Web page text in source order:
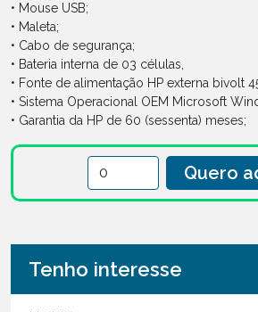
• Mouse USB;
• Maleta;
• Cabo de segurança;
• Bateria interna de 03 células,
• Fonte de alimentação HP externa bivolt
• Sistema Operacional OEM Microsoft
• Garantia da HP de 60 (sessenta) meses;
Quero
Tenho interesse